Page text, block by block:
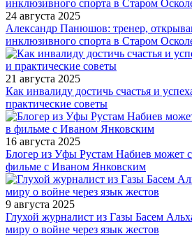
24 августа 2025
Александр Панюшов: тренер,
инклюзивного спорта в Старом
21 августа 2025
Как инвалиду достичь счастья и
практические советы
16 августа 2025
Блогер из Уфы Рустам Набиев может
фильме с Иваном Янковским
9 августа 2025
Глухой журналист из Газы Басем
миру о войне через язык жестов